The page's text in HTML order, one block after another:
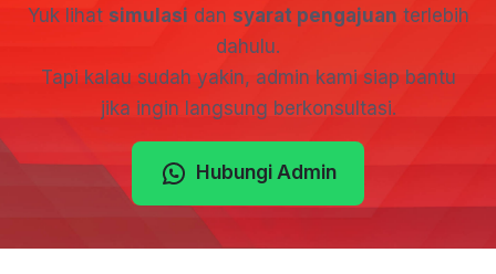
Yuk lihat simulasi dan syarat pengajuan terlebih
dahulu.
Tapi kalau sudah yakin, admin kami siap bantu
jika ingin langsung berkonsultasi.
Hubungi Admin